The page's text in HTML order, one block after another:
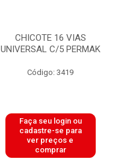
CHICOTE 16 VIAS
UNIVERSAL C/5 PERMAK
Código: 3419
Faça seu login ou
cadastre-se para
ver preços e
comprar